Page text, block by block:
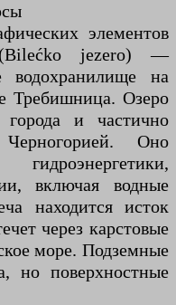
элементов
(Bilećko jezero) —
водохранилище на
Требишница. Озеро
города и частично
Оно
включая водные
находится исток
через карстовые
море. Подземные
но поверхностные